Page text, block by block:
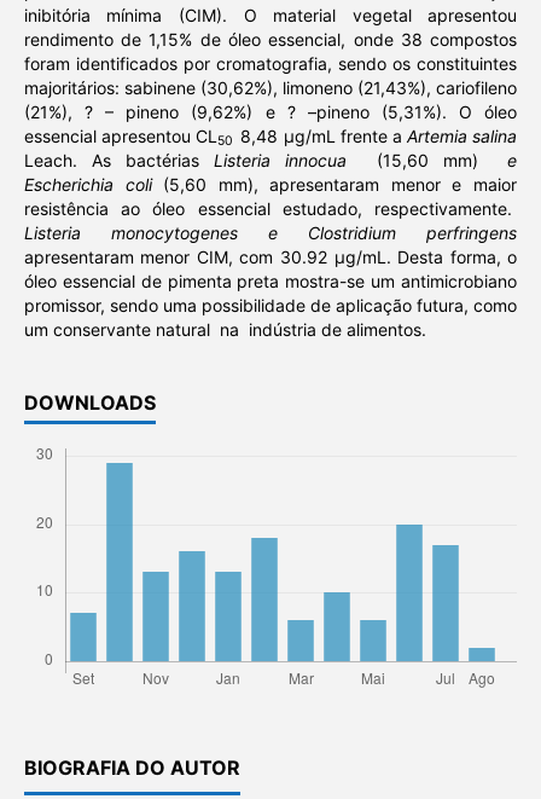
inibitória mínima (CIM). O material vegetal apresentou
rendimento de 1,15% de óleo essencial, onde 38 compostos
foram identificados por cromatografia, sendo os constituintes
majoritários: sabinene (30,62%), limoneno (21,43%), cariofileno
(21%), ? – pineno (9,62%) e ? –pineno (5,31%). O óleo
essencial apresentou CL 50 8,48 µg/mL frente a Artemia salina
Leach. As bactériasListeria innocua (15,60 mm) e
Escherichia coli (5,60 mm), apresentaram menor e maior
resistência ao óleo essencial estudado, respectivamente.
Listeria monocytogenes e Clostridium perfringens
apresentaram menor CIM, com 30.92 µg/mL. Desta forma, o
óleo essencial de pimenta preta mostra-se um antimicrobiano
promissor, sendo uma possibilidade de aplicação futura, como
um conservante natural na indústria de alimentos.
DOWNLOADS
BIOGRAFIA DO AUTOR